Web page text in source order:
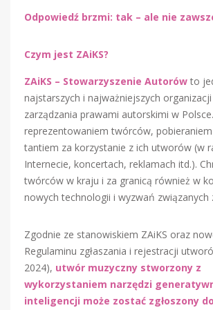
Odpowiedź brzmi: tak – ale nie
Czym jest ZAiKS?
ZAiKS – Stowarzyszenie Autorówto
najstarszych i najważniejszych
zarządzania prawami autorskimi w
reprezentowaniem twórców,
tantiem za korzystanie z ich utworów (w
Internecie, koncertach, reklamach itd.).
twórców w kraju i za granicą również w
nowych technologii i wyzwań związanych
Zgodnie ze stanowiskiem ZAiKS oraz
Regulaminu zgłaszania i rejestracji
2024), utwór muzyczny stworzony z
wykorzystaniem narzędzi
inteligencji może zostać zgłoszony do